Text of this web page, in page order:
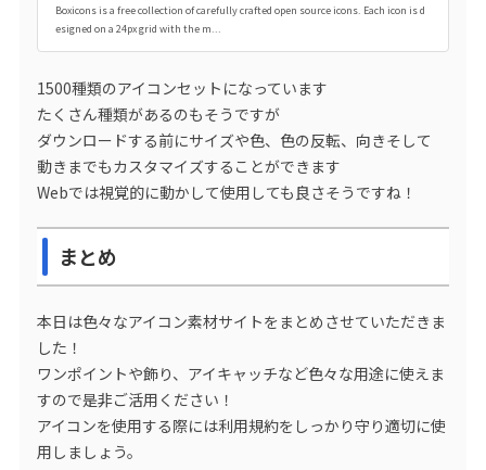
Boxicons is a free collection of carefully crafted open source icons. Each icon is d
esigned on a 24px grid with the m...
1500種類のアイコンセットになっています
たくさん種類があるのもそうですが
ダウンロードする前にサイズや色、色の反転、向きそして
動きまでもカスタマイズすることができます
Webでは視覚的に動かして使用しても良さそうですね！
まとめ
本日は色々なアイコン素材サイトをまとめさせていただきま
した！
ワンポイントや飾り、アイキャッチなど色々な用途に使えま
すので是非ご活用ください！
アイコンを使用する際には利用規約をしっかり守り適切に使
用しましょう。